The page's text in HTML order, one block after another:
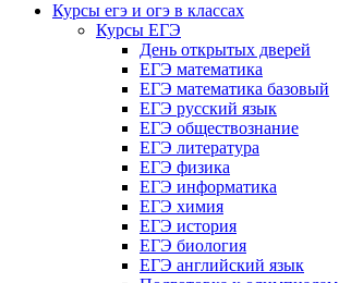
Курсы егэ и огэ в классах
Курсы ЕГЭ
День открытых дверей
ЕГЭ математика
ЕГЭ математика базовый
ЕГЭ русский язык
ЕГЭ обществознание
ЕГЭ литература
ЕГЭ физика
ЕГЭ информатика
ЕГЭ химия
ЕГЭ история
ЕГЭ биология
ЕГЭ английский язык